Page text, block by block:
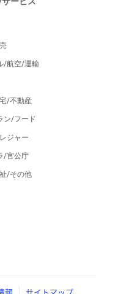
/航空/運輸
/不動産
ン/フード
ジャー
/官公庁
/その他